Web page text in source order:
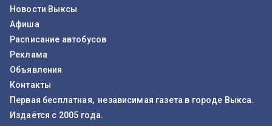
Новости Выксы
Афиша
Расписание автобусов
Реклама
Объявления
Контакты
Первая бесплатная, независимая газета в городе Выкса.
Издаётся с 2005 года.